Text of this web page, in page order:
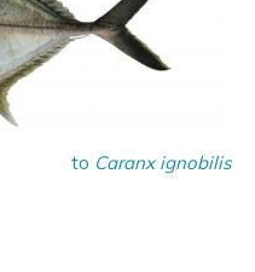
to Caranx ignobilis